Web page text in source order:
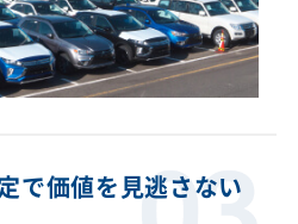
で価値を見逃さない